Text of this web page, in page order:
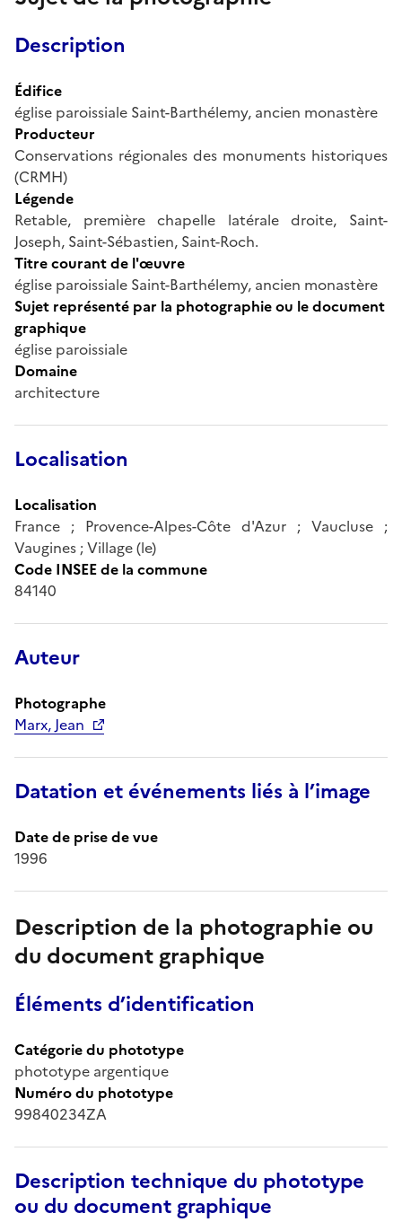
Description
Édifice
église paroissiale Saint-Barthélemy, ancien monastère
Producteur
Conservations régionales des monuments historiques
(CRMH)
Légende
Retable, première chapelle latérale droite, Saint-
Joseph, Saint-Sébastien, Saint-Roch.
Titre courant de l'œuvre
église paroissiale Saint-Barthélemy, ancien monastère
Sujet représenté par la photographie ou le document
graphique
église paroissiale
Domaine
architecture
Localisation
Localisation
France ; Provence-Alpes-Côte d'Azur ; Vaucluse ;
Vaugines ; Village (le)
Code INSEE de la commune
84140
Auteur
Photographe
Marx, Jean
Datation et événements liés à l’image
Date de prise de vue
1996
Description de la photographie ou
du document graphique
Éléments d’identification
Catégorie du phototype
phototype argentique
Numéro du phototype
99840234ZA
Description technique du phototype
ou du document graphique